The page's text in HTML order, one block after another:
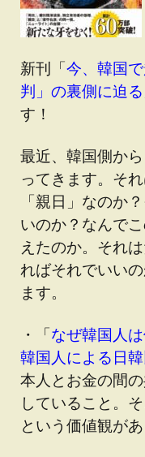
新刊「今、韓国
判」の裏側に迫る
す！
最近、韓国側か
ってきます。そ
「親日」なのか
いのか？なんで
えたのか。それ
ればそれでいい
ます。
・「なぜ韓国人
韓国人による日
本人とお金の間
していること。
という価値観があ